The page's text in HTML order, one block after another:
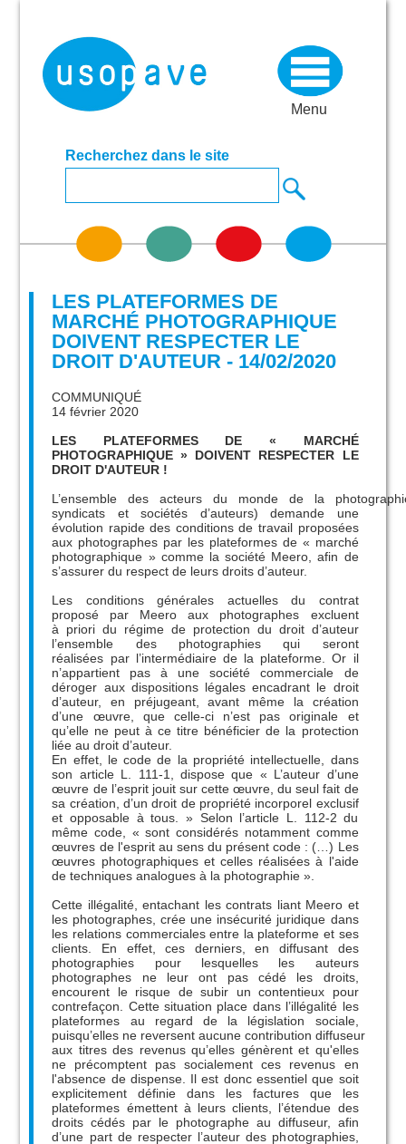
Menu
Recherchez dans le site
LES PLATEFORMES DE
MARCHÉ PHOTOGRAPHIQUE
DOIVENT RESPECTER LE
DROIT D'AUTEUR - 14/02/2020
COMMUNIQUÉ
14 février 2020
LES PLATEFORMES DE « MARCHÉ
PHOTOGRAPHIQUE » DOIVENT RESPECTER LE
DROIT D'AUTEUR !
L’ensemble des acteurs du monde de la photographie
syndicats et sociétés d’auteurs) demande une
évolution rapide des conditions de travail proposées
aux photographes par les plateformes de « marché
photographique » comme la société Meero, afin de
s’assurer du respect de leurs droits d’auteur.
Les conditions générales actuelles du contrat
proposé par Meero aux photographes excluent
à priori du régime de protection du droit d’auteur
l’ensemble des photographies qui seront
réalisées par l’intermédiaire de la plateforme. Or il
n’appartient pas à une société commerciale de
déroger aux dispositions légales encadrant le droit
d’auteur, en préjugeant, avant même la création
d’une œuvre, que celle-ci n’est pas originale et
qu’elle ne peut à ce titre bénéficier de la protection
liée au droit d’auteur.
En effet, le code de la propriété intellectuelle, dans
son article L. 111-1, dispose que « L’auteur d’une
œuvre de l’esprit jouit sur cette œuvre, du seul fait de
sa création, d’un droit de propriété incorporel exclusif
et opposable à tous. » Selon l’article L. 112-2 du
même code, « sont considérés notamment comme
œuvres de l'esprit au sens du présent code : (…) Les
œuvres photographiques et celles réalisées à l'aide
de techniques analogues à la photographie ».
Cette illégalité, entachant les contrats liant Meero et
les photographes, crée une insécurité juridique dans
les relations commerciales entre la plateforme et ses
clients. En effet, ces derniers, en diffusant des
photographies pour lesquelles les auteurs
photographes ne leur ont pas cédé les droits,
encourent le risque de subir un contentieux pour
contrefaçon. Cette situation place dans l’illégalité les
plateformes au regard de la législation sociale,
puisqu’elles ne reversent aucune contribution diffuseur
aux titres des revenus qu’elles génèrent et qu'elles
ne précomptent pas socialement ces revenus en
l'absence de dispense. Il est donc essentiel que soit
explicitement définie dans les factures que les
plateformes émettent à leurs clients, l’étendue des
droits cédés par le photographe au diffuseur, afin
d’une part de respecter l’auteur des photographies,